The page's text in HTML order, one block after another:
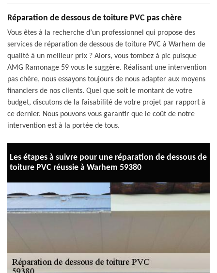
Réparation de dessous de toiture PVC pas chère
Vous êtes à la recherche d’un professionnel qui propose des
services de réparation de dessous de toiture PVC à Warhem de
qualité à un meilleur prix ? Alors, vous tombez à pic puisque
AMG Ramonage 59 vous le suggère. Réalisant une intervention
pas chère, nous essayons toujours de nous adapter aux moyens
financiers de nos clients. Quel que soit le montant de votre
budget, discutons de la faisabilité de votre projet par rapport à
ce dernier. Nous pouvons vous garantir que le coût de notre
intervention est à la portée de tous.
Les étapes à suivre pour une réparation de dessous de
toiture PVC réussie à Warhem 59380